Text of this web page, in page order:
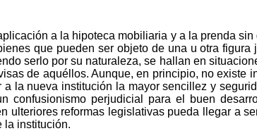
a la hipoteca mobiliaria y a la prenda
que pueden ser objeto de una u otra
serlo por su naturaleza, se hallan en
de aquéllos. Aunque, en principio, no
la nueva institución la mayor sencillez y
confusionismo perjudicial para el buen
ulteriores reformas legislativas pueda llegar a
la institución.